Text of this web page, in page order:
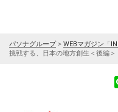
パソナグループ> WEBマガジン「
挑戦する、日本の地方創生＜後編＞